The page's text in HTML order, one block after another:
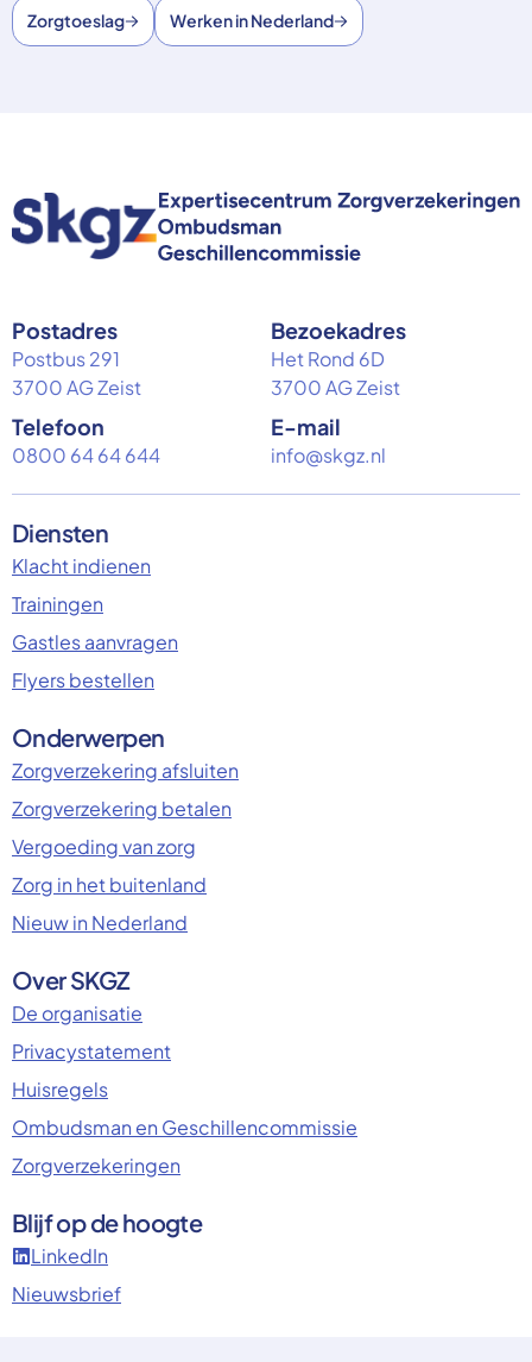
Zorgtoeslag Werken in Nederland
Postadres
Postbus 291
3700 AG Zeist
Bezoekadres
Het Rond 6D
3700 AG Zeist
Telefoon
0800 64 64 644
E-mail
info@skgz.nl
Diensten
Klacht indienen
Trainingen
Gastles aanvragen
Flyers bestellen
Onderwerpen
Zorgverzekering afsluiten
Zorgverzekering betalen
Vergoeding van zorg
Zorg in het buitenland
Nieuw in Nederland
Over SKGZ
De organisatie
Privacystatement
Huisregels
Ombudsman en Geschillencommissie
Zorgverzekeringen
Blijf op de hoogte
LinkedIn
Nieuwsbrief